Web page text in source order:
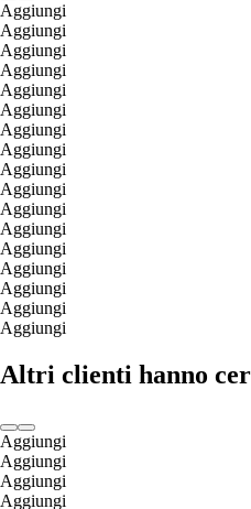
Aggiungi
Aggiungi
Aggiungi
Aggiungi
Aggiungi
Aggiungi
Aggiungi
Aggiungi
Aggiungi
Aggiungi
Aggiungi
Aggiungi
Aggiungi
Aggiungi
Aggiungi
Aggiungi
Aggiungi
Altri clienti hanno
Aggiungi
Aggiungi
Aggiungi
Aggiungi